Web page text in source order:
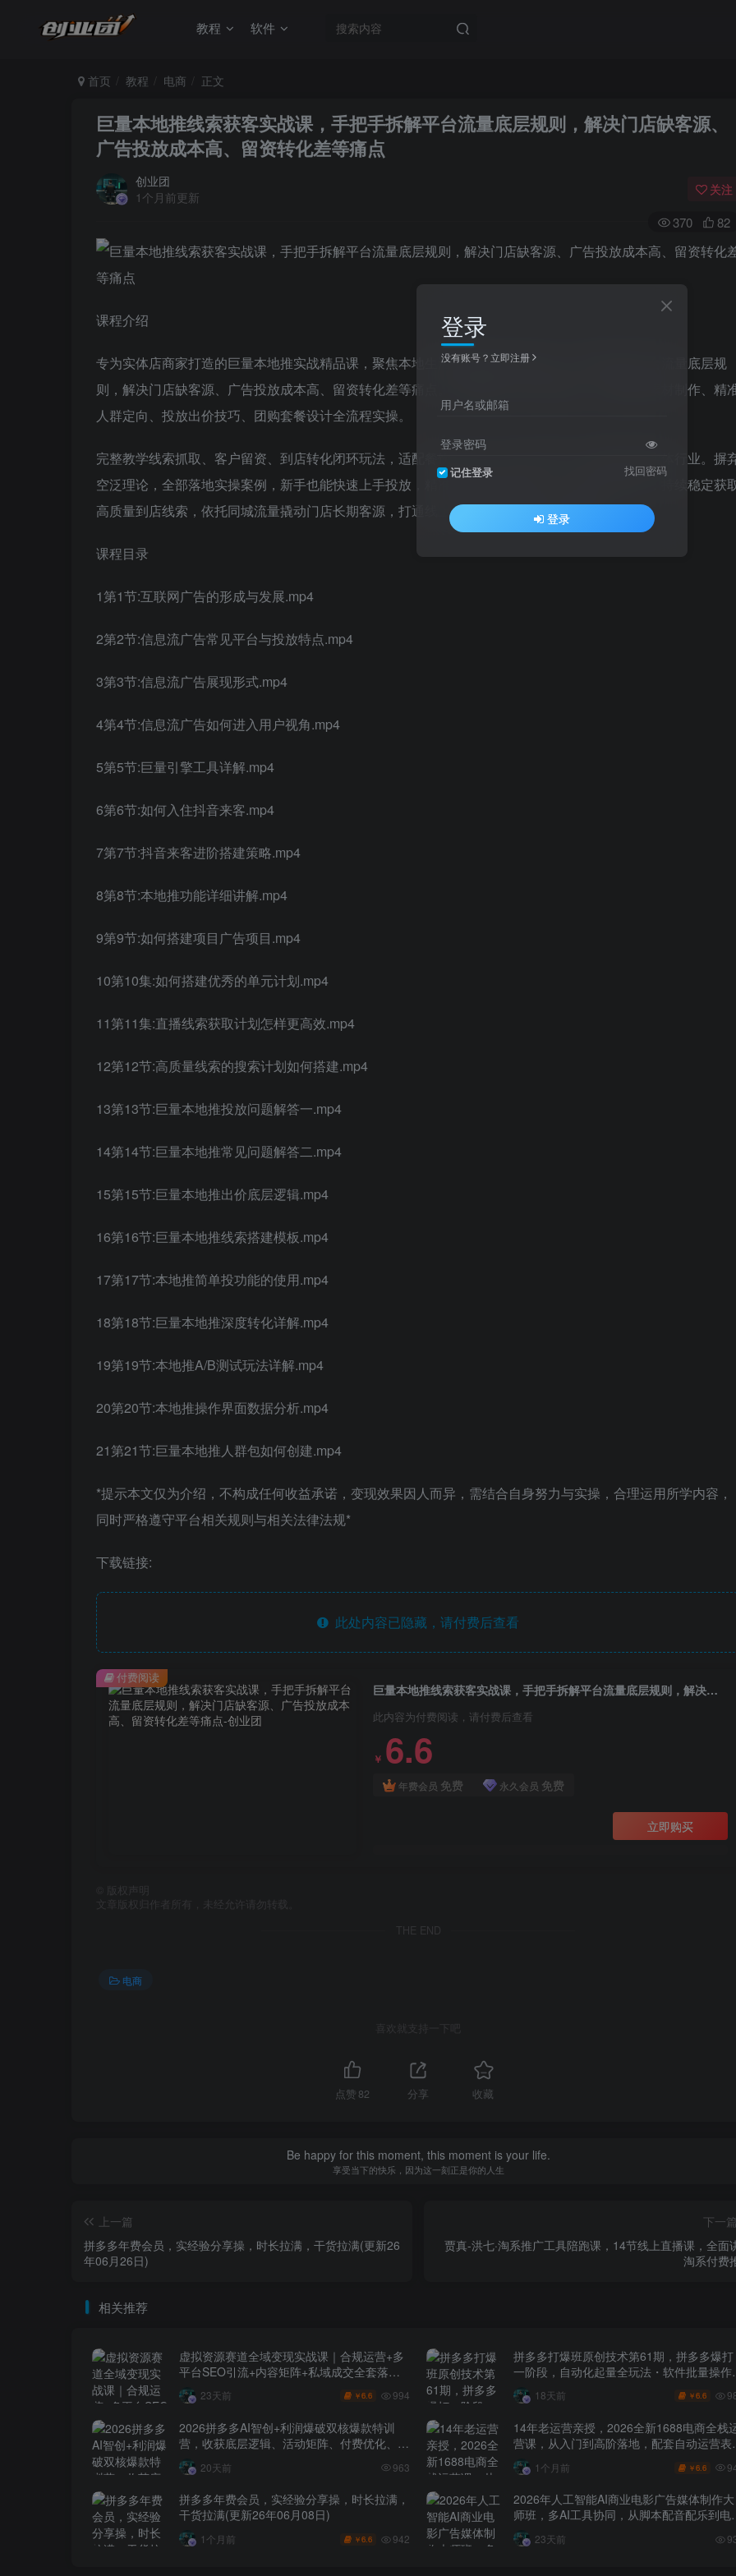
教程 软件
首页 教程 电商 正文
巨量本地推线索获客实战课，手把手拆解平台流量底层规则，解决门店缺客源、
广告投放成本高、留资转化差等痛点
创业团
1个月前更新
关注
370 82
课程介绍
专为实体店商家打造的巨量本地推实战精品课，聚焦本地生活精准获客核心逻辑，手把手拆解平台流量底层规
则，解决门店缺客源、广告投放成本高、留资转化差等痛点。课程覆盖门店账号搭建、同城爆款素材制作、精
人群定向、投放出价技巧、团购套餐设计全流程实操。
完整教学线索抓取、客户留资、到店转化闭环玩法，适配餐饮、美业、汽修、教培、装修等各类实体行业。摒
空泛理论，全部落地实操案例，新手也能快速上手投放，精准锁定周边意向客户，降低广告损耗，持续稳定获
高质量到店线索，依托同城流量撬动门店长期客源，打通线上引流线下成交完整变现链路。
课程目录
1第1节:互联网广告的形成与发展.mp4
2第2节:信息流广告常见平台与投放特点.mp4
3第3节:信息流广告展现形式.mp4
4第4节:信息流广告如何进入用户视角.mp4
5第5节:巨量引擎工具详解.mp4
6第6节:如何入住抖音来客.mp4
7第7节:抖音来客进阶搭建策略.mp4
8第8节:本地推功能详细讲解.mp4
9第9节:如何搭建项目广告项目.mp4
10第10集:如何搭建优秀的单元计划.mp4
11第11集:直播线索获取计划怎样更高效.mp4
12第12节:高质量线索的搜索计划如何搭建.mp4
13第13节:巨量本地推投放问题解答一.mp4
14第14节:巨量本地推常见问题解答二.mp4
15第15节:巨量本地推出价底层逻辑.mp4
16第16节:巨量本地推线索搭建模板.mp4
17第17节:本地推简单投功能的使用.mp4
18第18节:巨量本地推深度转化详解.mp4
19第19节:本地推A/B测试玩法详解.mp4
20第20节:本地推操作界面数据分析.mp4
21第21节:巨量本地推人群包如何创建.mp4
*提示本文仅为介绍，不构成任何收益承诺，变现效果因人而异，需结合自身努力与实操，合理运用所学内容，
同时严格遵守平台相关规则与相关法律法规*
下载链接:
此处内容已隐藏，请付费后查看
巨量本地推线索获客实战课，手把手拆解平台流量底层规则，解决门店缺客源、广告投放成本高、留资转化差等痛点
此内容为付费阅读，请付费后查看
￥ 6.6
年费会员 免费 永久会员 免费
立即购买
付费阅读
版权声明
文章版权归作者所有，未经允许请勿转载。
THE END
电商
喜欢就支持一下吧
点赞 82 分享 收藏
Be happy for this moment, this moment is your life.
享受当下的快乐，因为这一刻正是你的人生
上一篇
拼多多年费会员，实经验分享操，时长拉满，干货拉满(更新26
年06月26日)
下一
贾真-洪七·淘系推广工具陪跑课，14节线上直播课，全面
淘系付费
相关推荐
虚拟资源赛道全域变现实战课｜合规运营+多
平台SEO引流+内容矩阵+私域成交全套落地
玩法
23天前 ￥6.6 994
拼多多打爆班原创技术第61期，拼多多爆打
一阶段，自动化起量全玩法・软件批量操作
投产优化・大促矩阵实战课
18天前 ￥6.6
2026拼多多AI智创+利润爆破双核爆款特训
营，收获底层逻辑、活动矩阵、付费优化、0-
1打爆SOP
20天前 963
14年老运营亲授，2026全新1688电商全栈
营课，从入门到高阶落地，配套自动运营表
+工具包+直播诊断等
1个月前 ￥6.6
拼多多年费会员，实经验分享操，时长拉满，
干货拉满(更新26年06月08日)
1个月前 ￥6.6 942
2026年人工智能AI商业电影广告媒体制作大
师班，多AI工具协同，从脚本配音配乐到电
级短片、品牌广告全流程实战（中英字幕）
23天前
登录
没有账号？立即注册
用户名或邮箱
登录密码
记住登录 找回密码
登录